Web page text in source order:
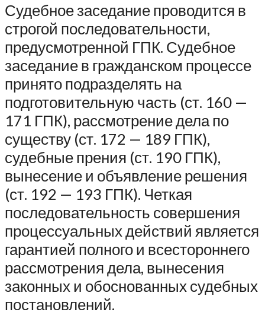
Судебное заседание проводится в
строгой последовательности,
предусмотренной ГПК. Судебное
заседание в гражданском процессе
принято подразделять на
подготовительную часть (ст. 160 —
171 ГПК), рассмотрение дела по
существу (ст. 172 — 189 ГПК),
судебные прения (ст. 190 ГПК),
вынесение и объявление решения
(ст. 192 — 193 ГПК). Четкая
последовательность совершения
процессуальных действий является
гарантией полного и всестороннего
рассмотрения дела, вынесения
законных и обоснованных судебных
постановлений.